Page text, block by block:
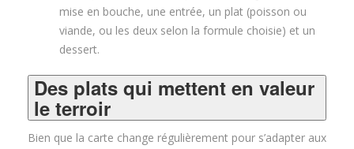
mise en bouche, une entrée, un plat (poisson ou
viande, ou les deux selon la formule choisie) et un
dessert.
Des plats qui mettent en valeur
le terroir
Bien que la carte change régulièrement pour s’adapter aux